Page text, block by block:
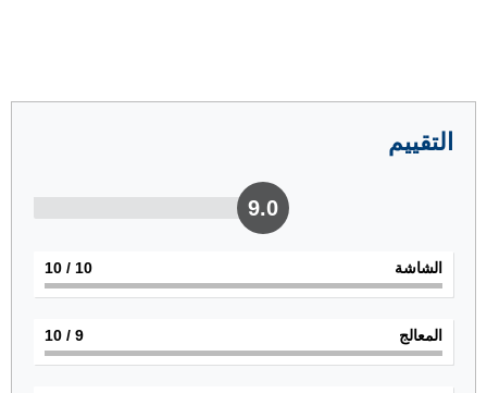
التقييم
9.0
الشاشة 10
/ 10
المعالج 9
/ 10